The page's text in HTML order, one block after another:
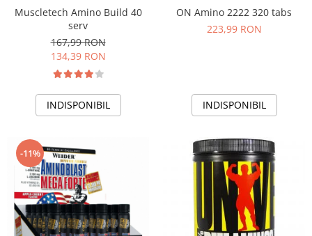
Muscletech Amino Build 40
serv
167,99 RON
134,39 RON
INDISPONIBIL
ON Amino 2222 320 tabs
223,99 RON
INDISPONIBIL
-11%